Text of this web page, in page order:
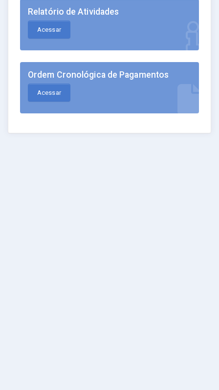
Relatório de Atividades
Acessar
Ordem Cronológica de Pagamentos
Acessar